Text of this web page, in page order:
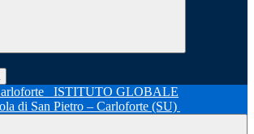
ISTITUTO GLOBALE
di San Pietro – Carloforte (SU)